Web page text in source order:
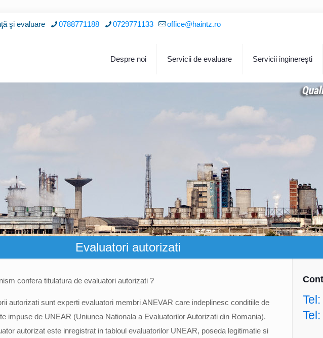
şi evaluare 0788771188 0729771133 office@haintz.ro
Despre noi Servicii de evaluare Servicii inginereşti
Evaluatori autorizati
confera titulatura de evaluatori autorizati ?
autorizati sunt experti evaluatori membri ANEVAR care indeplinesc conditiile de
impuse de UNEAR (Uniunea Nationala a Evaluatorilor Autorizati din Romania).
autorizat este inregistrat in tabloul evaluatorilor UNEAR, poseda legitimatie si